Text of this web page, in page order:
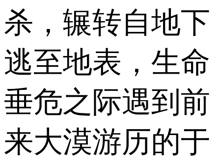
杀，辗转自地下
逃至地表，生命
垂危之际遇到前
来大漠游历的于